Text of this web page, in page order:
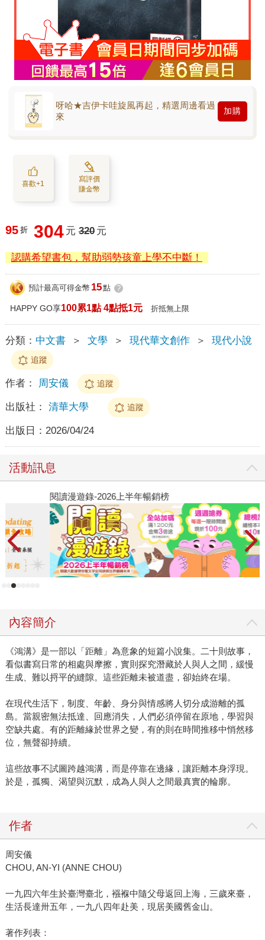
呀哈★吉伊卡哇旋風再起，精選周邊看過
來
加購
喜歡+1
寫評價
賺金幣
95 折 304 元 320 元
認購希望書包，幫助弱勢孩童上學不中斷！
預計最高可得金幣 15點 ?
HAPPY GO享100累1點 4點抵1元 折抵無上限
分類： 中文書 ＞ 文學 ＞ 現代華文創作 ＞ 現代小說
追蹤
作者： 周安儀 追蹤
出版社： 清華大學 追蹤
出版日： 2026/04/24
活動訊息
閱讀漫遊錄-2026上半年暢銷榜
內容簡介
《鴻溝》是一部以「距離」為意象的短篇小說集。二十則故事，
看似書寫日常的相處與摩擦，實則探究潛藏於人與人之間，緩慢
生成、難以捋平的縫隙。這些距離未被道盡，卻始終在場。
在現代生活下，制度、年齡、身分與情感將人切分成游離的孤
島。當親密無法抵達、回應消失，人們必須停留在原地，學習與
空缺共處。有的距離緣於世界之變，有的則在時間推移中悄然移
位，無聲卻持續。
這些故事不試圖跨越鴻溝，而是停靠在邊緣，讓距離本身浮現。
於是，孤獨、渴望與沉默，成為人與人之間最真實的輪廓。
作者
周安儀
CHOU, AN-YI (ANNE CHOU)
一九四六年生於臺灣臺北，襁褓中隨父母返回上海，三歲來臺，
生活長達卅五年，一九八四年赴美，現居美國舊金山。
著作列表：